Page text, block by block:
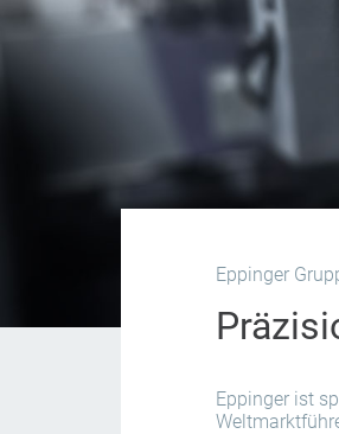
Eppinger
Eppinger ist